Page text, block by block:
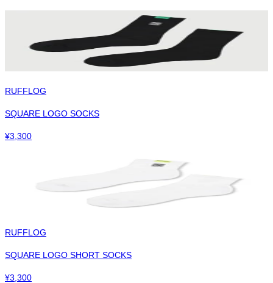
RUFFLOG
SQUARE LOGO SOCKS
¥3,300
RUFFLOG
SQUARE LOGO SHORT SOCKS
¥3,300